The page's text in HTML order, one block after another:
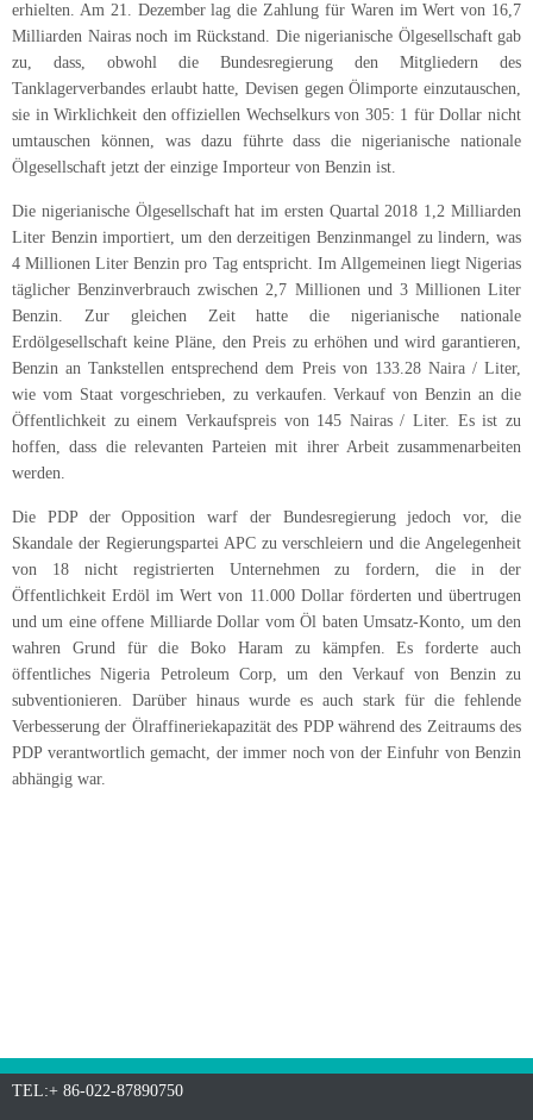
erhielten. Am 21. Dezember lag die Zahlung für Waren im Wert von 16,7
Milliarden Nairas noch im Rückstand. Die nigerianische Ölgesellschaftgab
zu, dass, obwohl die Bundesregierung den Mitgliedern des
Tanklagerverbandes erlaubt hatte, Devisen gegen Ölimporte einzutauschen,
sie in Wirklichkeit den offiziellen Wechselkurs von 305: 1 für Dollar nicht
umtauschen können, was dazu führte dass die nigerianische nationale
Ölgesellschaft jetzt der einzige Importeur von Benzin ist.
Die nigerianische Ölgesellschaft hat im ersten Quartal 2018 1,2 Milliarden
Liter Benzin importiert, um den derzeitigen Benzinmangel zu lindern, was
4 Millionen Liter Benzin pro Tag entspricht. Im Allgemeinen liegt Nigerias
täglicher Benzinverbrauch zwischen 2,7 Millionen und 3 Millionen Liter
Benzin. Zur gleichen Zeit hatte die nigerianische nationale
Erdölgesellschaft keine Pläne, den Preis zu erhöhen und wird garantieren,
Benzin an Tankstellen entsprechend dem Preis von 133.28 Naira / Liter,
wie vom Staat vorgeschrieben, zu verkaufen. Verkauf von Benzin an die
Öffentlichkeit zu einem Verkaufspreis von 145 Nairas / Liter. Es ist zu
hoffen, dass die relevanten Parteien mit ihrer Arbeit zusammenarbeiten
werden.
Die PDP der Opposition warf der Bundesregierung jedoch vor, die
Skandale der Regierungspartei APC zu verschleiern und die Angelegenheit
von 18 nicht registrierten Unternehmen zu fordern, diein der
Öffentlichkeit Erdölim Wert von 11.000 Dollar förderten und übertrugen
und um eine offene Milliarde Dollar vom Öl baten Umsatz-Konto, um den
wahren Grund für die Boko Haram zu kämpfen. Es forderte auch
öffentliches Nigeria Petroleum Corp, um den Verkauf von Benzin zu
subventionieren. Darüber hinaus wurde es auch stark für die fehlende
Verbesserung der Ölraffineriekapazität des PDP während des Zeitraums des
PDP verantwortlich gemacht, der immer noch von der Einfuhr von Benzin
abhängig war.
TEL:+ 86-022-87890750